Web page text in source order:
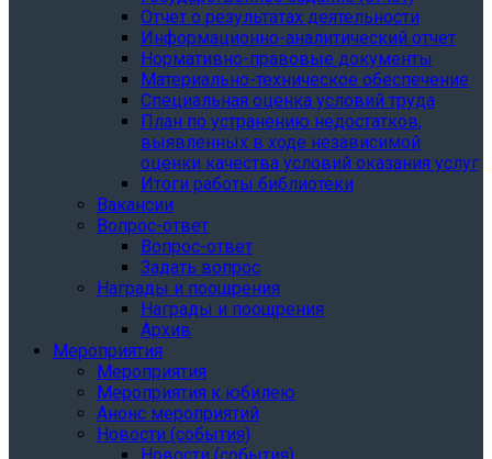
Отчет о результатах деятельности
Информационно-аналитический отчет
Нормативно-правовые документы
Материально-техническое обеспечение
Специальная оценка условий труда
План по устранению недостатков,
выявленных в ходе независимой
оценки качества условий оказания услуг
Итоги работы библиотеки
Вакансии
Вопрос-ответ
Вопрос-ответ
Задать вопрос
Награды и поощрения
Награды и поощрения
Архив
Мероприятия
Мероприятия
Мероприятия к юбилею
Анонс мероприятий
Новости (события)